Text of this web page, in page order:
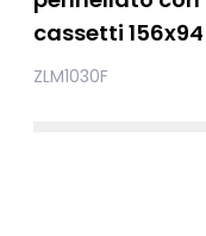
cassetti 156x94
ZLM1030F